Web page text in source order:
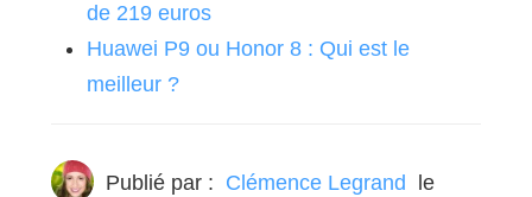
de 219 euros
Huawei P9 ou Honor 8 : Qui est le
meilleur ?
Publié par : Clémence Legrand
le